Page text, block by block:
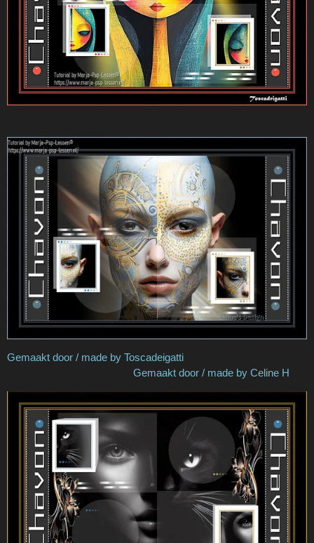
Gemaakt door / made by Toscadeigatti
Gemaakt door / made by Celine H